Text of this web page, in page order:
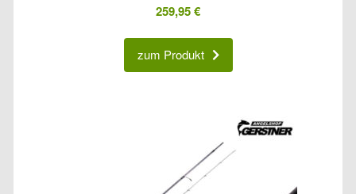
259,95€
zum Produkt